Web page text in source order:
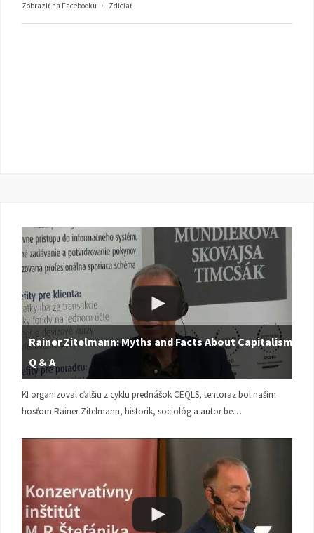
Zobraziť na Facebooku · Zdieľať
Rainer Zitelmann: Myths and Facts About Capitalism |
Q & A
KI organizoval ďalšiu z cyklu prednášok CEQLS, tentoraz bol naším
hosťom Rainer Zitelmann, historik, sociológ a autor be…